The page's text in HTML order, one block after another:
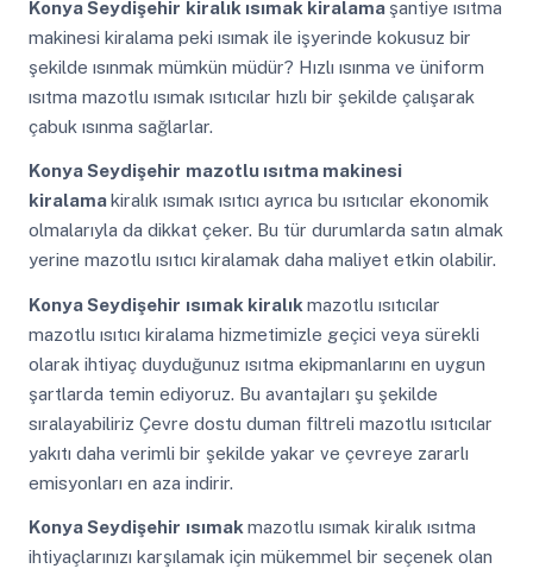
Konya Seydişehir kiralık ısımak kiralama şantiye ısıtma
makinesi kiralama peki ısımak ile işyerinde kokusuz bir
şekilde ısınmak mümkün müdür? Hızlı ısınma ve üniform
ısıtma mazotlu ısımak ısıtıcılar hızlı bir şekilde çalışarak
çabuk ısınma sağlarlar.
Konya Seydişehir mazotlu ısıtma makinesi
kiralamakiralık ısımak ısıtıcı ayrıca bu ısıtıcılar ekonomik
olmalarıyla da dikkat çeker. Bu tür durumlarda satın almak
yerine mazotlu ısıtıcı kiralamak daha maliyet etkin olabilir.
Konya Seydişehir ısımak kiralık mazotlu ısıtıcılar
mazotlu ısıtıcı kiralama hizmetimizle geçici veya sürekli
olarak ihtiyaç duyduğunuz ısıtma ekipmanlarını en uygun
şartlarda temin ediyoruz. Bu avantajları şu şekilde
sıralayabiliriz Çevre dostu duman filtreli mazotlu ısıtıcılar
yakıtı daha verimli bir şekilde yakar ve çevreye zararlı
emisyonları en aza indirir.
Konya Seydişehir ısımakmazotlu ısımak kiralık ısıtma
ihtiyaçlarınızı karşılamak için mükemmel bir seçenek olan